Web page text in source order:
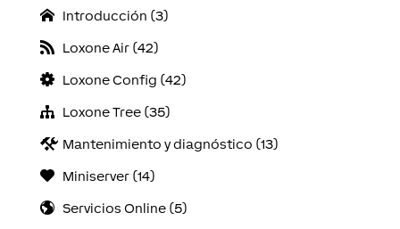
Introducción (3)
Loxone Air (42)
Loxone Config (42)
Loxone Tree (35)
Mantenimiento y diagnóstico (13)
Miniserver (14)
Servicios Online (5)